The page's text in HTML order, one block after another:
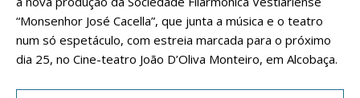
“Monsenhor José Cacella”, que junta a música e o teatro
num só espetáculo, com estreia marcada para o próximo
dia 25, no Cine-teatro João D’Oliva Monteiro, em Alcobaça.